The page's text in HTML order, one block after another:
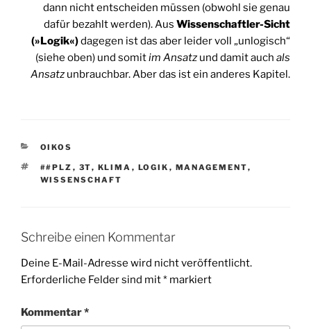
dann nicht entscheiden müssen (obwohl sie genau
dafür bezahlt werden). Aus Wissenschaftler-Sicht
(»Logik«)dagegen ist das aber leider voll „unlogisch“
(siehe oben) und somitim Ansatzund damit auch als
Ansatzunbrauchbar. Aber das ist ein anderes Kapitel.
KATEGORIEN
OIKOS
SCHLAGWÖRTER
##PLZ , 3T, KLIMA , LOGIK , MANAGEMENT,
WISSENSCHAFT
Schreibe einen Kommentar
Deine E-Mail-Adresse wird nicht veröffentlicht.
Erforderliche Felder sind mit* markiert
Kommentar*